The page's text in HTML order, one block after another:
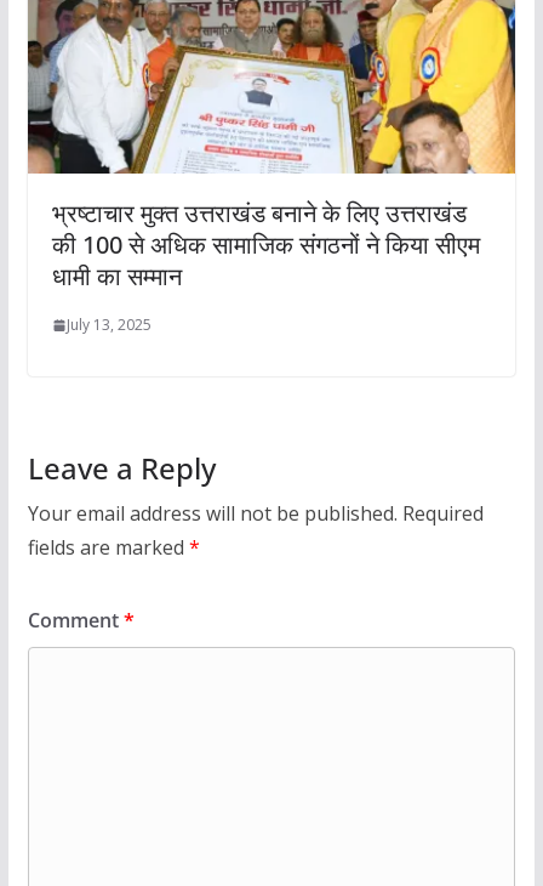
भ्रष्टाचार मुक्त उत्तराखंड बनाने के लिए उत्तराखंड
की 100 से अधिक सामाजिक संगठनों ने किया सीएम
धामी का सम्मान
July 13, 2025
Leave a Reply
Your email address will not be published. Required
fields are marked *
Comment*